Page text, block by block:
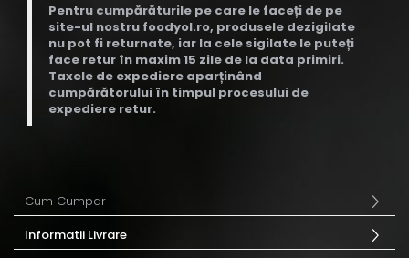
Pentru cumpărăturile pe care le faceți de pe
site-ul nostru foodyol.ro, produsele dezigilate
nu pot fi returnate, iar la cele sigilate le puteți
face retur în maxim 15 zile de la data primiri.
Taxele de expediere aparținând
cumpărătorului în timpul procesului de
expediere retur.
Cum Cumpar
Informatii Livrare